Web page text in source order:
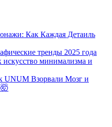
Как Каждая Детаиль
тренды 2025 года
минимализма и
Взорвали Мозг и